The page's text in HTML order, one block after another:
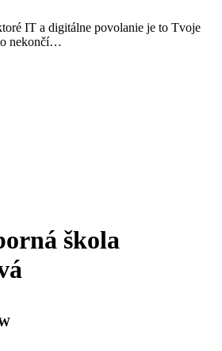
IT a digitálne povolanie je to Tvoje
nekončí…
škola